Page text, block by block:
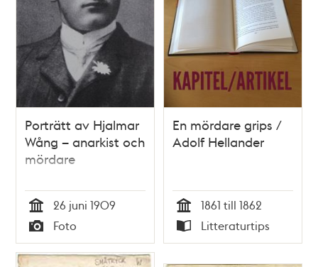
Porträtt av Hjalmar
Wång – anarkist och
mördare
Tid
26 juni 1909
Typ
Foto
En mördare grips /
Adolf Hellander
Tid
1861 till 1862
Typ
Litteraturtips